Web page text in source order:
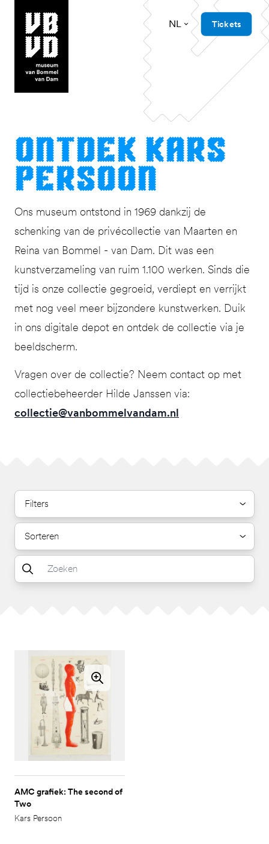
museum van Bommel van Dam
NL Tickets
Ont­dek Kars
Persoon
Ons museum ontstond in 1969 dankzij de
schenking van de privécollectie van Maarten en
Reina van Bommel - van Dam. Dit was een
kunstverzameling van ruim 1.100 werken. Sinds die
tijd is onze collectie gegroeid, verdiept en verrijkt
met nog veel meer bijzondere kunstwerken. Duik
in ons digitale depot en ontdek de collectie via je
beeldscherm.
Vragen over de collectie? Neem contact op met
collectiebeheerder Hilde Janssen via:
collectie@vanbommelvandam.nl
Filters
Sorteren
AMC grafiek: The second of
Two
Kars Persoon